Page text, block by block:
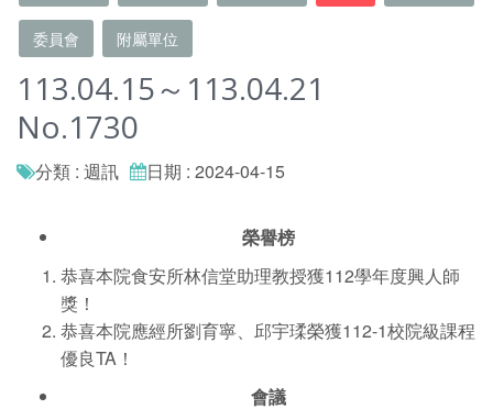
委員會 附屬單位
113.04.15～113.04.21
No.1730
分類 : 週訊 日期 : 2024-04-15
榮譽榜
恭喜本院食安所林信堂助理教授獲112學年度興人師
獎！
恭喜本院應經所劉育寧、邱宇瑈榮獲112-1校院級課程
優良TA！
會議